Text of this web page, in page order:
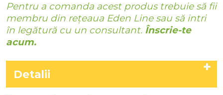
Pentru a comanda acest produs trebuie să fii
membru din rețeaua Eden Line sau să intri
în legătură cu un consultant. Înscrie-te
acum.
Detalii